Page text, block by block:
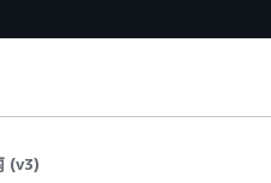
(v3)